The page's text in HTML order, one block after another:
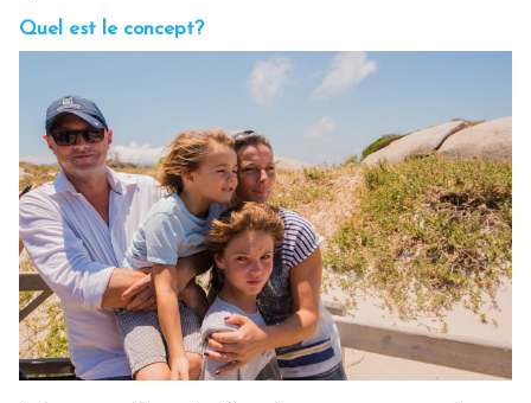
Quel est le concept?